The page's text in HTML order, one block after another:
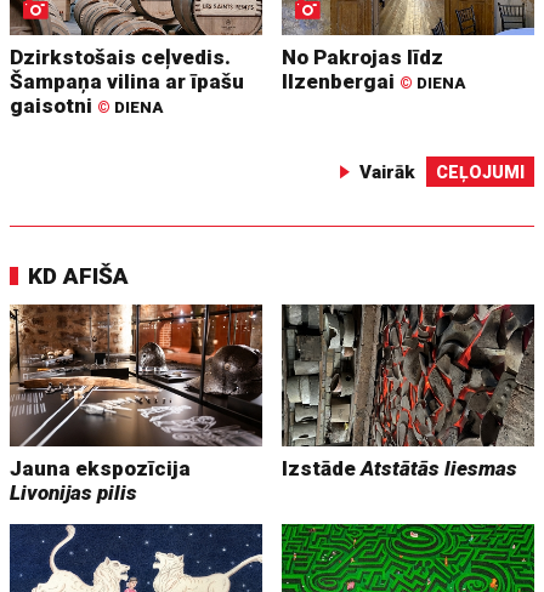
Dzirkstošais ceļvedis.
Šampaņa vilina ar īpašu
gaisotni © DIENA
No Pakrojas līdz
Ilzenbergai © DIENA
Vairāk CEĻOJUMI
KD AFIŠA
Jauna ekspozīcija
Livonijas pilis
IzstādeAtstātās liesmas